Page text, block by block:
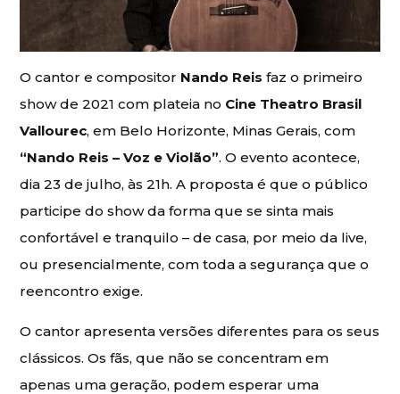
O cantor e compositor Nando Reis faz o primeiro
show de 2021 com plateia no Cine Theatro Brasil
Vallourec, em Belo Horizonte, Minas Gerais, com
“Nando Reis – Voz e Violão”. O evento acontece,
dia 23 de julho, às 21h. A proposta é que o público
participe do show da forma que se sinta mais
confortável e tranquilo – de casa, por meio da live,
ou presencialmente, com toda a segurança que o
reencontro exige.
O cantor apresenta versões diferentes para os seus
clássicos. Os fãs, que não se concentram em
apenas uma geração, podem esperar uma